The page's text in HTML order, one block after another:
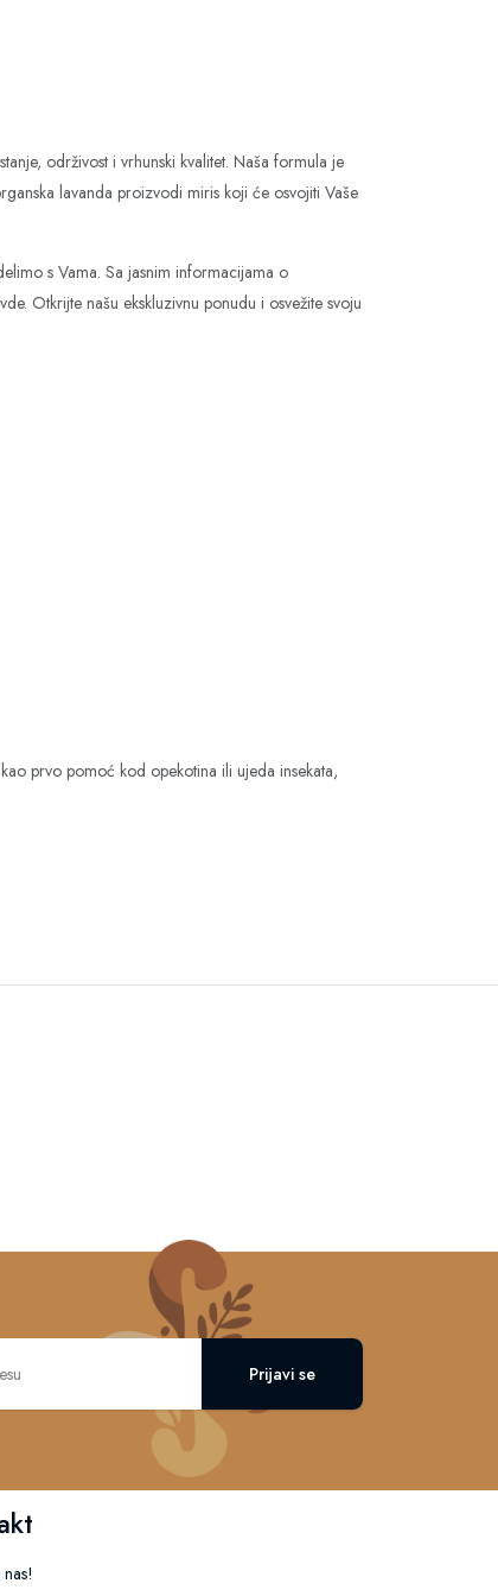
održivost i vrhunski kvalitet. Naša formula je
lavanda proizvodi miris koji će osvojiti Vaše
s Vama. Sa jasnim informacijama o
Otkrijte našu ekskluzivnu ponudu i osvežite svoju
prvo pomoć kod opekotina ili ujeda insekata,
Prijavi se